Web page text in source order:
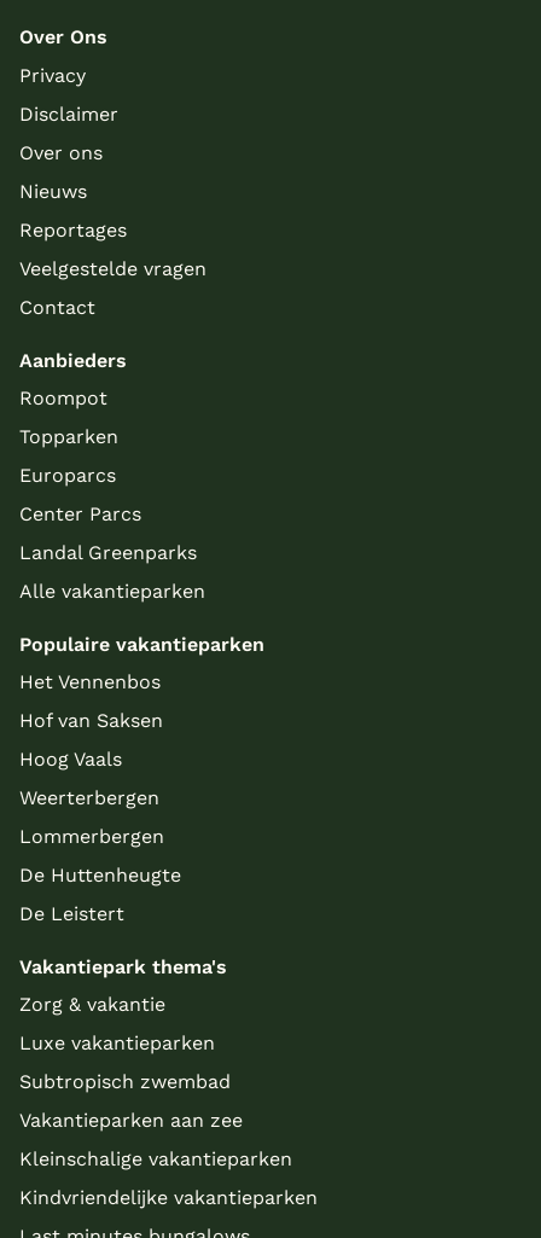
Over Ons
Privacy
Disclaimer
Over ons
Nieuws
Reportages
Veelgestelde vragen
Contact
Aanbieders
Roompot
Topparken
Europarcs
Center Parcs
Landal Greenparks
Alle vakantieparken
Populaire vakantieparken
Het Vennenbos
Hof van Saksen
Hoog Vaals
Weerterbergen
Lommerbergen
De Huttenheugte
De Leistert
Vakantiepark thema's
Zorg & vakantie
Luxe vakantieparken
Subtropisch zwembad
Vakantieparken aan zee
Kleinschalige vakantieparken
Kindvriendelijke vakantieparken